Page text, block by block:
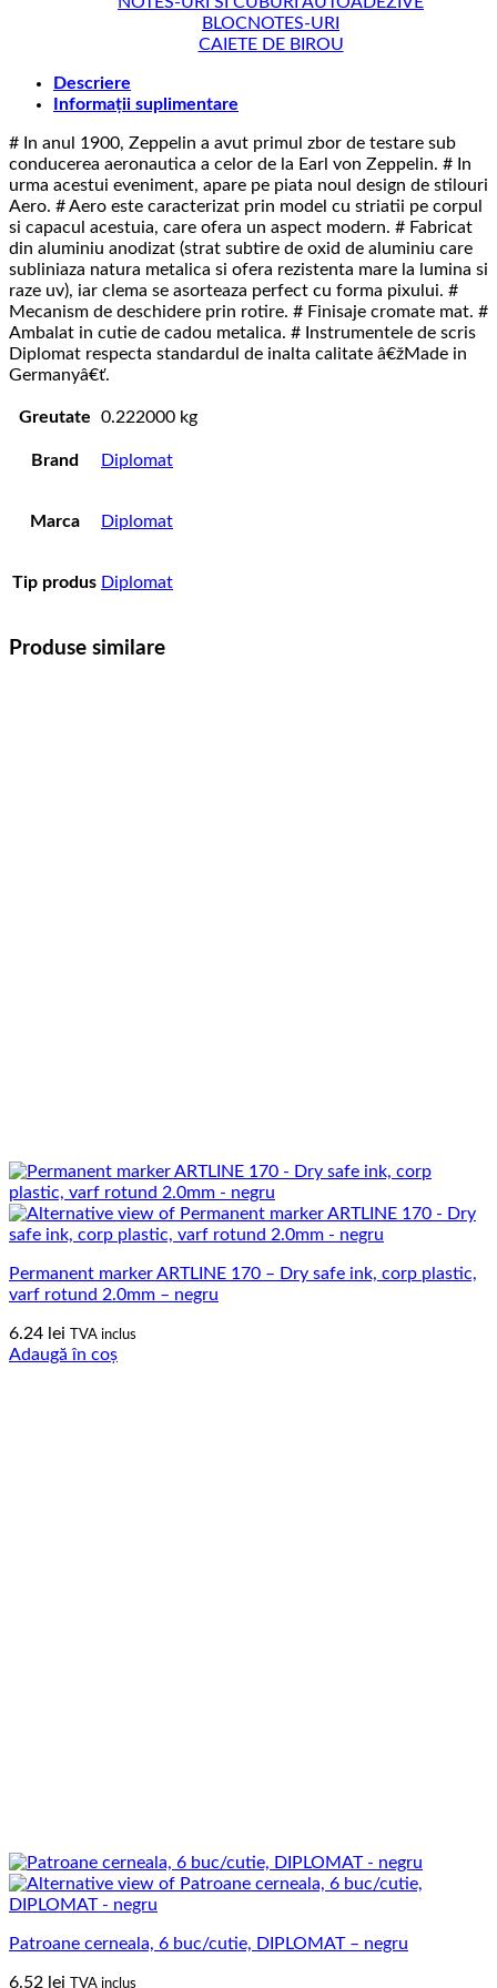
BLOCNOTES-URI
CAIETE DE BIROU
Descriere
Informații suplimentare
# In anul 1900, Zeppelin a avut primul zbor de testare sub
conducerea aeronautica a celor de la Earl von Zeppelin. # In
urma acestui eveniment, apare pe piata noul design de stilouri
Aero. # Aero este caracterizat prin model cu striatii pe corpul
si capacul acestuia, care ofera un aspect modern. # Fabricat
din aluminiu anodizat (strat subtire de oxid de aluminiu care
subliniaza natura metalica si ofera rezistenta mare la lumina si
raze uv), iar clema se asorteaza perfect cu forma pixului. #
Mecanism de deschidere prin rotire. # Finisaje cromate mat. #
Ambalat in cutie de cadou metalica. # Instrumentele de scris
Diplomat respecta standardul de inalta calitate â€žMade in
Germanyâ€ť.
Greutate 0.222000 kg
Brand Diplomat
Marca Diplomat
Tip produs Diplomat
Produse similare
Permanent marker ARTLINE 170 – Dry safe ink, corp plastic,
varf rotund 2.0mm – negru
6.24 lei TVA inclus
Adaugă în coș
Patroane cerneala, 6 buc/cutie, DIPLOMAT – negru
6.52 lei TVA inclus